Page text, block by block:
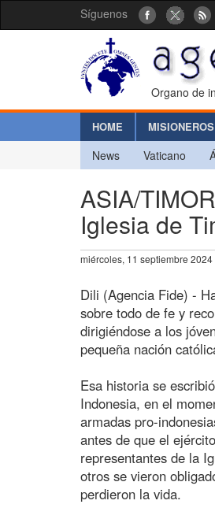
Síguenos
Organo de
HOME
News Vaticano
ASIA/
Iglesia de
miércoles, 11 septiembre 2024
Dili (Agencia Fide) -
sobre todo de fe y
dirigiéndose a los
pequeña nación
Esa historia se
Indonesia, en el
armadas pro-
antes de que el
representantes de la
otros se vieron
perdieron la vida.